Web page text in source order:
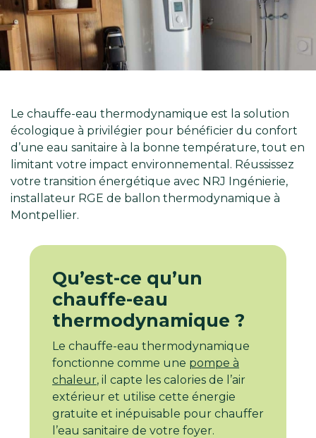
Le chauffe-eau thermodynamique est la solution
écologique à privilégier pour bénéficier du confort
d’une eau sanitaire à la bonne température, tout en
limitant votre impact environnemental. Réussissez
votre transition énergétique avec NRJ Ingénierie,
installateur RGE de ballon thermodynamique à
Montpellier.
Qu’est-ce qu’un
chauffe-eau
thermodynamique ?
Le chauffe-eau thermodynamique
fonctionne comme une pompe à
chaleur, il capte les calories de l’air
extérieur et utilise cette énergie
gratuite et inépuisable pour chauffer
l’eau sanitaire de votre foyer.